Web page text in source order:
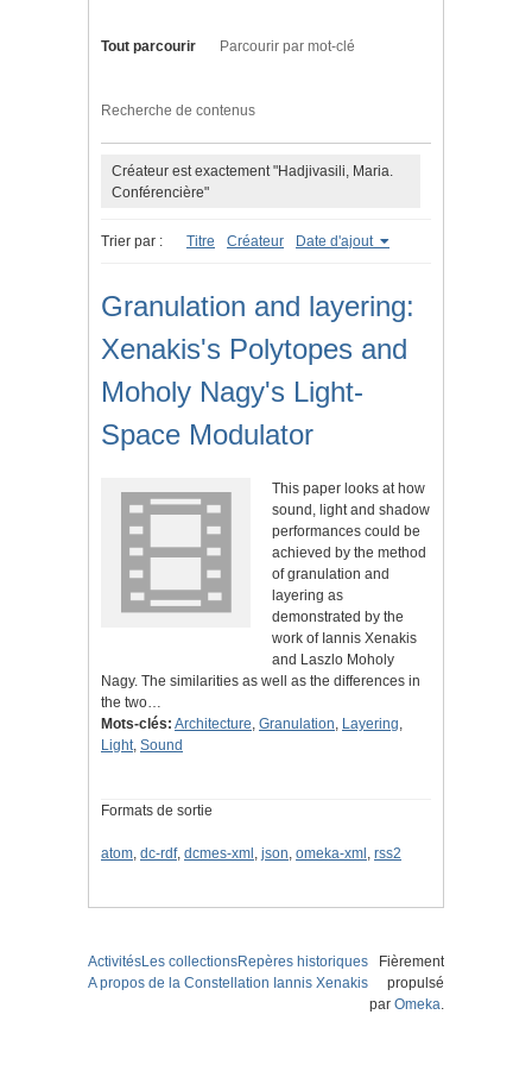
Tout parcourir Parcourir par mot-clé
Recherche de contenus
Créateur est exactement "Hadjivasili, Maria.
Conférencière"
Trier par : Titre Créateur Date d'ajout
Granulation and layering:
Xenakis's Polytopes and
Moholy Nagy's Light-
Space Modulator
This paper looks at how
sound, light and shadow
performances could be
achieved by the method
of granulation and
layering as
demonstrated by the
work of Iannis Xenakis
and Laszlo Moholy
Nagy. The similarities as well as the differences in
the two…
Mots-clés: Architecture, Granulation, Layering,
Light, Sound
Formats de sortie
atom, dc-rdf, dcmes-xml , json, omeka-xml , rss2
ActivitésLes collectionsRepères historiques
A propos de la Constellation Iannis Xenakis
Fièrement
propulsé
par Omeka.